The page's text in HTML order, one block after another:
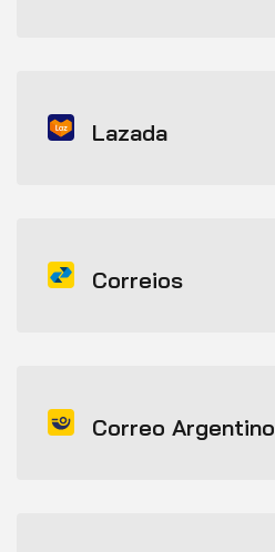
Lazada
Correios
Correo Argentino